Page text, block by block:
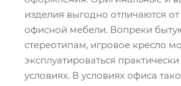
изделия выгодно отличаются от
офисной мебели. Вопреки
стереотипам, игровое кресло
эксплуатироваться
условиях. В условиях офиса